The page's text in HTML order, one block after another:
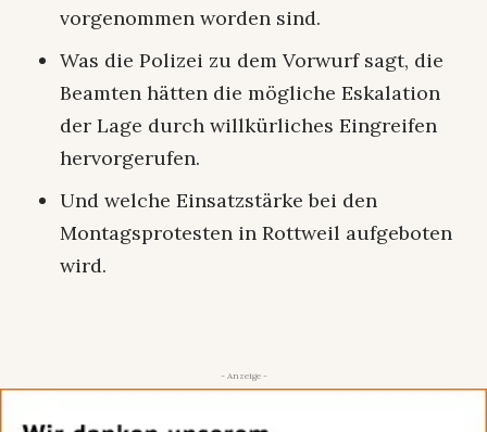
vorgenommen worden sind.
Was die Polizei zu dem Vorwurf sagt, die
Beamten hätten die mögliche Eskalation
der Lage durch willkürliches Eingreifen
hervorgerufen.
Und welche Einsatzstärke bei den
Montagsprotesten in Rottweil aufgeboten
wird.
- Anzeige -